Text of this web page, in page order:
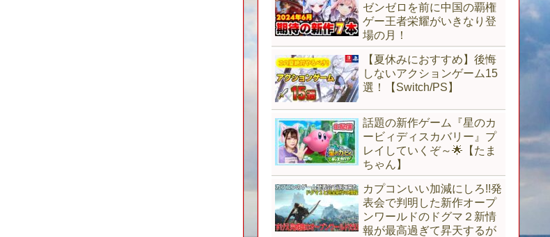
ゼンゼロを前に中国の覇権
ゲー王者栄耀がいきなり登
場の月！
【夏休みにおすすめ】後悔
しないアクションゲーム15
選！【Switch/PS】
話題の新作ゲーム『星のカ
ービィディスカバリー』プ
レイしていくぞ～🌟【たま
ちゃん】
カプコンいい加減にしろ!!発
表会で判明した新作オープ
ンワールドのドグマ２新情
報が最高過ぎて昇天するが